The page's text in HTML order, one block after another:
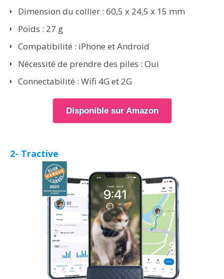
Dimension du collier : 60,5 x 24,5 x 15 mm
Poids : 27 g
Compatibilité : iPhone et Android
Nécessité de prendre des piles : Oui
Connectabilité : Wifi 4G et 2G
Disponible sur Amazon
2- Tractive